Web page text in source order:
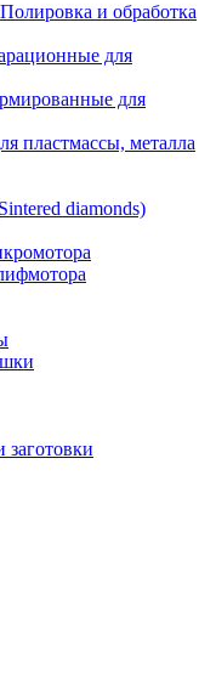
Полировка и обработка
для
для
пластмассы, металла
diamonds)